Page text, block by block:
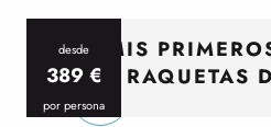
desde
389 €
por persona
MIS
RAQUETAS